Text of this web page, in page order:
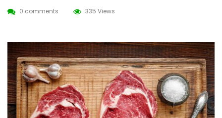
0 comments 335 Views